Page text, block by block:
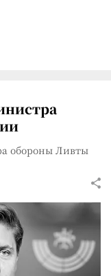
обороны Ливты